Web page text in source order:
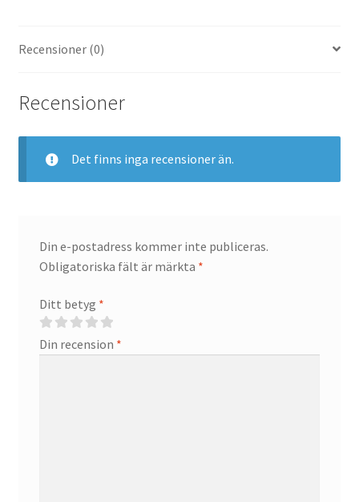
Recensioner (0)
Recensioner
Det finns inga recensioner än.
Din e-postadress kommer inte publiceras.
Obligatoriska fält är märkta *
Ditt betyg *
Din recension *